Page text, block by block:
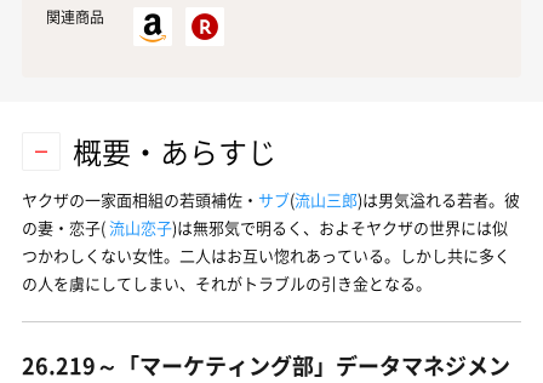
関連商品
概要・あらすじ
ヤクザの一家面相組の若頭補佐・ サブ(流山三郎)は男気溢れる若者。彼
の妻・恋子(流山恋子)は無邪気で明るく、およそヤクザの世界には似
つかわしくない女性。二人はお互い惚れあっている。しかし共に多く
の人を虜にしてしまい、それがトラブルの引き金となる。
26.219～「マーケティング部」データマネジメン